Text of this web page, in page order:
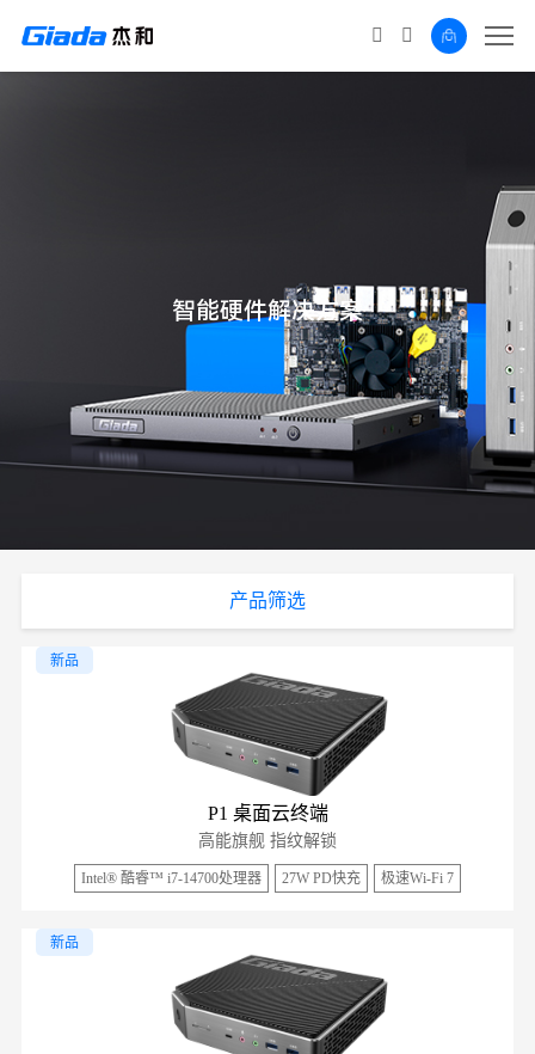
智能硬件解决方案
产品筛选
新品
P1 桌面云终端
高能旗舰 指纹解锁
Intel® 酷睿™ i7-14700处理器 27W PD快充 极速Wi-Fi 7
新品